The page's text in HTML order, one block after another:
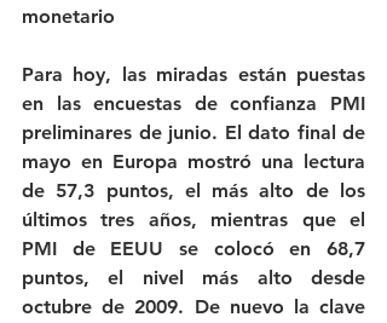
monetario
Para hoy, las miradas están puestas
en las encuestas de confianza PMI
preliminares de junio. El dato final de
mayo en Europa mostró una lectura
de 57,3 puntos, el más alto de los
últimos tres años, mientras que el
PMI de EEUU se colocó en 68,7
puntos, el nivel más alto desde
octubre de 2009. De nuevo la clave